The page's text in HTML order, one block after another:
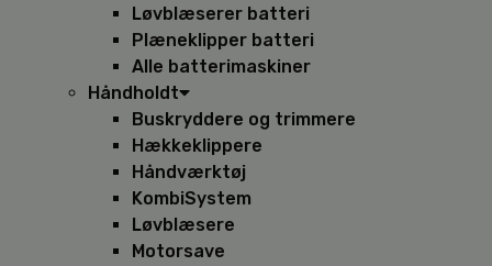
Løvblæserer batteri
Plæneklipper batteri
Alle batterimaskiner
Håndholdt
Buskryddere og trimmere
Hækkeklippere
Håndværktøj
KombiSystem
Løvblæsere
Motorsave